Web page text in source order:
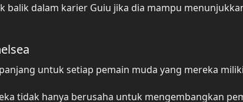
balik dalam karier Guiu jika dia mampu
untuk setiap pemain muda yang mereka
tidak hanya berusaha untuk mengembangkan